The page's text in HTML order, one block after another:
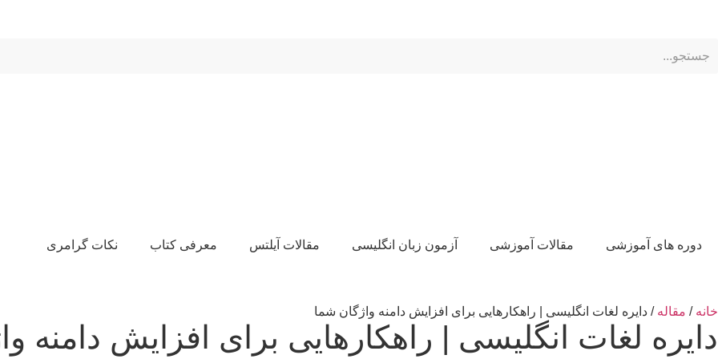
دوره های آموزشی مقالات آموزشی آزمون زبان انگلیسی مقالات آیلتس معرفی کتاب نکات گرامری
خانه / مقاله / دایره لغات انگلیسی | راهکارهایی برای افزایش دامنه واژگان شما
دایره لغات انگلیسی | راهکارهایی برای افزایش دامنه